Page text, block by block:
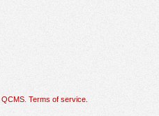
QCMS Terms of service.